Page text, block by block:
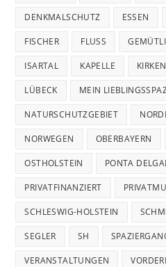
DENKMALSCHUTZ ESSEN
FISCHER FLUSS
ISARTAL KAPELLE
LÜBECK MEIN
NATURSCHUTZGEBIET
NORWEGEN OBERBAYERN
OSTHOLSTEIN PONTA
PRIVATFINANZIERT
SCHLESWIG-HOLSTEIN
SEGLER SH
VERANSTALTUNGEN